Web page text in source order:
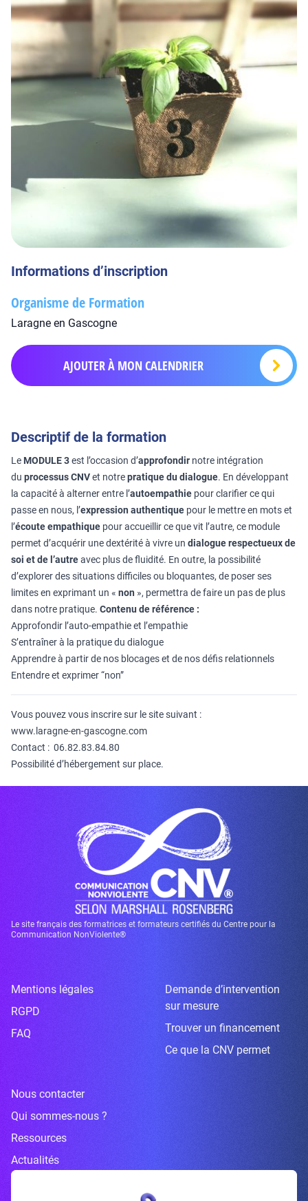
Informations d’inscription
Organisme de Formation
Laragne en Gascogne
AJOUTER À MON CALENDRIER
Descriptif de la formation
Le MODULE 3est l’occasion d’approfondir notre intégration
du processus CNVet notrepratique du dialogue. En développant
la capacité à alterner entre l’autoempathie pour clarifier ce qui
passe en nous, l’expression authentique pour le mettre en mots et
l’écoute empathique pour accueillir ce que vit l’autre, ce module
permet d’acquérir une dextérité à vivre un dialogue respectueux de
soi et de l’autreavec plus de fluidité. En outre, la possibilité
d’explorer des situations difficiles ou bloquantes, de poser ses
limites en exprimant un « non », permettra de faire un pas de plus
dans notre pratique. Contenu de référence :
Approfondir l’auto-empathie et l’empathie
S’entraîner à la pratique du dialogue
Apprendre à partir de nos blocages et de nos défis relationnels
Entendre et exprimer “non”
Vous pouvez vous inscrire sur le site suivant :
www.laragne-en-gascogne.com
Contact : 06.82.83.84.80
Possibilité d’hébergement sur place.
Le site français des formatrices et formateurs certifiés du Centre pour la
Communication NonViolente®
Mentions légales
RGPD
FAQ
Demande d’intervention
sur mesure
Trouver un financement
Ce que la CNV permet
Nous contacter
Qui sommes-nous ?
Ressources
Actualités